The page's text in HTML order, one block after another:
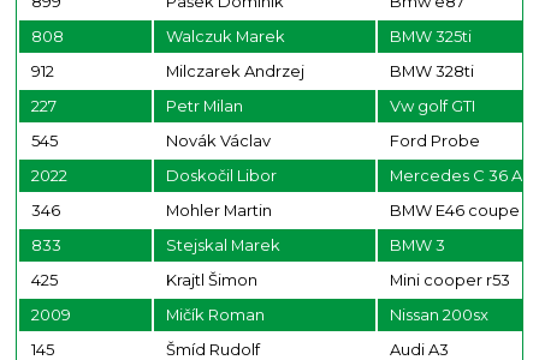
808
Walczuk Marek
BMW 325ti
912
Milczarek Andrzej
BMW 328ti
227
Petr Milan
Vw golf GTI
545
Novák Václav
Ford Probe
2022
Doskočil Libor
Mercedes C 36
346
Mohler Martin
BMW E46 coupe
833
Stejskal Marek
BMW 3
425
Krajtl Šimon
Mini cooper r53
2009
Mičík Roman
Nissan 200sx
145
Šmíd Rudolf
Audi A3